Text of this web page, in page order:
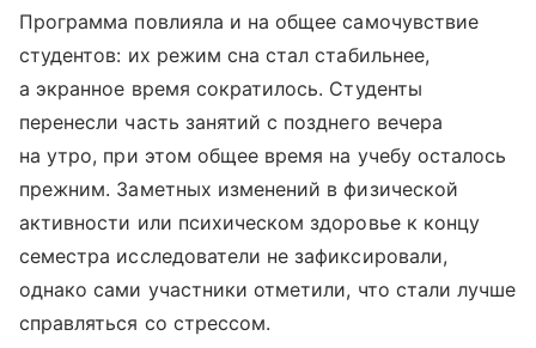
Программа повлияла и на общее самочувствие
студентов: их режим сна стал стабильнее,
а экранное время сократилось. Студенты
перенесли часть занятий с позднего вечера
на утро, при этом общее время на учебу осталось
прежним. Заметных изменений в физической
активности или психическом здоровье к концу
семестра исследователи не зафиксировали,
однако сами участники отметили, что стали лучше
справляться со стрессом.